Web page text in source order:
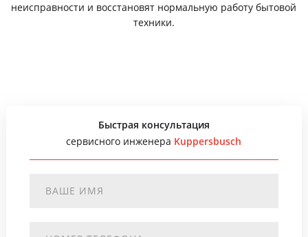
неисправности и восстановят нормальную работу бытовой
техники.
Быстрая консультация
сервисного инженера Kuppersbusch